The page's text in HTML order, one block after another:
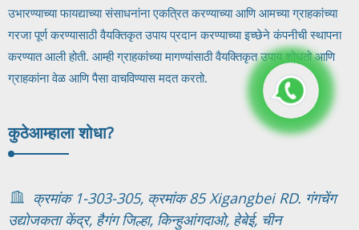
उभारण्याच्या फायद्याच्या संसाधनांना एकत्रित करण्याच्या आणि आमच्या ग्राहकांच्या
गरजा पूर्ण करण्यासाठी वैयक्तिकृत उपाय प्रदान करण्याच्या इच्छेने कंपनीची स्थापना
करण्यात आली होती. आम्ही ग्राहकांच्या मागण्यांसाठी वैयक्तिकृत उपाय शोधतो आणि
ग्राहकांना वेळ आणि पैसा वाचविण्यास मदत करतो.
कुठेआम्हाला शोधा?
क्रमांक 1-303-305, क्रमांक 85 Xigangbei RD. गंगचेंग
उद्योजकता केंद्र, हैगंग जिल्हा, किन्हुआंगदाओ, हेबेई, चीन